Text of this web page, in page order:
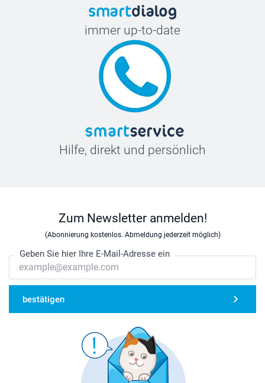
immer up-to-date
Hilfe, direkt und persönlich
Zum Newsletter anmelden!
(Abonnierung kostenlos. Abmeldung jederzeit möglich)
Geben Sie hier Ihre E-Mail-Adresse ein
bestätigen